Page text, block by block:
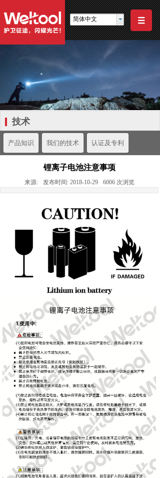
简体中文
技术
产品知识 我们的技术 认证及专利
锂离子电池注意事项
来源: 发布时间: 2018-10-29 6006 次浏览